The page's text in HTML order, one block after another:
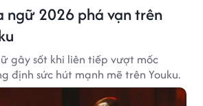
ngữ 2026 phá vạn trên
gây sốt khi liên tiếp vượt mốc
định sức hút mạnh mẽ trên Youku.